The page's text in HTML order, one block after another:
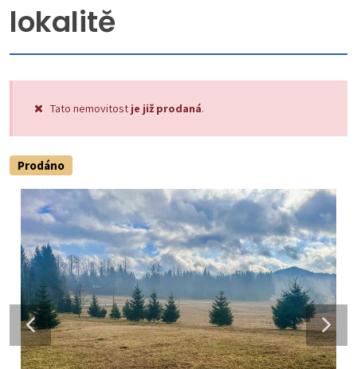
lokalitě
Tato nemovitost je již prodaná.
Prodáno